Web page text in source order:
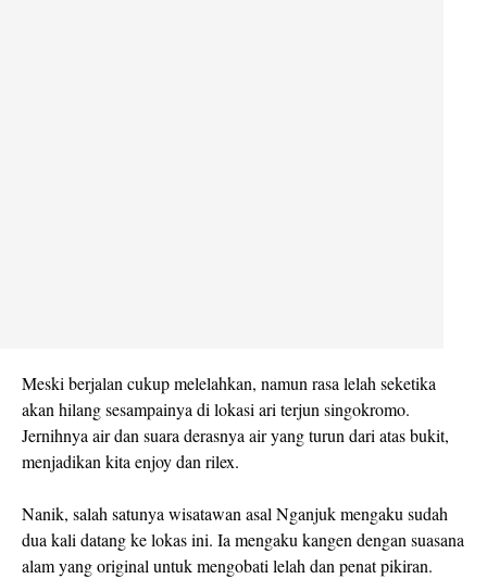
Meski berjalan cukup melelahkan, namun rasa lelah seketika
akan hilang sesampainya di lokasi ari terjun singokromo.
Jernihnya air dan suara derasnya air yang turun dari atas bukit,
menjadikan kita enjoy dan rilex.
Nanik, salah satunya wisatawan asal Nganjuk mengaku sudah
dua kali datang ke lokas ini. Ia mengaku kangen dengan suasana
alam yang original untuk mengobati lelah dan penat pikiran.